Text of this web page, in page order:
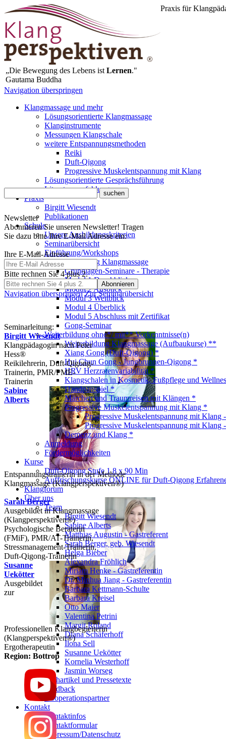
Praxis für
„Die Bewegung des Lebens ist Lernen."
Gautama Buddha
Navigation überspringen
Klangmassage und mehr
Lösungsorientierte Klangmassage
Klanginstrumente
Messungen Klangschale
weitere Entspannungsmethoden
Reiki
Duft-Qigong
Progressive Muskelentspannung mit Klang
Lösungsorientierte Gesprächsführung
Literaturempfehlungen
Praxis
Birgitt Wiesendt
Publikationen
Schule
Unsere Ausbildungskriterien
Seminarübersicht
Einführung/Workshops
Grundausbildung Klangmassage
Grundlagen-Seminare - Therapie
Modul 1 Durchblick
Modul 2 Ausblick
Modul 3 Weitblick
Modul 4 Überblick
Modul 5 Abschluss mit Zertifikat
Gong-Seminar
Weiterbildung ohne*/ mit** Vorkenntnisse(n)
Weiterbildung Klangmassage (Aufbaukurse) **
Xiang Gong (Duft-Qigong) *
Hui Chun Gong - Jungbrunnen-Qigong *
HRV Herzratenvariabilität *
Klangschalen in Kosmetik, Fußpflege und
Handpanspiel *
Märchen und Traumreisen mit Klängen *
Progressive Muskelentspannung mit Klang *
Progressive Muskelentspannung mit Klang
Progressive Muskelentspannung mit Klang
Demenz und Klang *
Anmeldung
Fördermöglichkeiten
Kurse
Duft-Qigong Stufe 1 8 x 90 Min
Auffrischungskurse ONLINE für Duft-Qigong
Klangforum
Über uns
Team
Birgitt Wiesendt
Sabine Alberts
Matthias Augustin - Gastreferent
Sarah Berger, geb. Wiesendt
Helga Bieber
Alexandra Fröhlich
Miriam Henke - Gastreferentin
Dr. Minhua Jiang - Gastreferentin
Barbara Kettmann-Schulte
Barbara Kreisel
Otto Maier
Valentina Petrini
Margit Roland
Diana Schäferhoff
Ilona Sell
Susanne Uekötter
Kornelia Westerhoff
Jasmin Worseg
Fachartikel und Pressetexte
Feedback
Kooperationspartner
Kontakt
Kontaktinfos
Kontaktformular
Impressum/Datenschutz
Newsletter
Abonnieren Sie unseren Newsletter! Tragen
Sie dazu bitte Ihre E-Mail Adresse ein:
Ihre E-Mail-Adresse
Bitte rechnen Sie 4 plus 2.
Navigation überspringen Zur Seminarübersicht
Seminarleitung:
Birgitt Wiesendt
Klangpädagogin nach Peter
Hess®
Reikilehrerin, Duft-Qigong-
Trainerin, PMR/PME-
Trainerin
Sabine
Alberts
Entspannungstrainerin in der Methode
Klangmassage (Klangperspektiven®)
Sarah Berger
Ausgebildet in Klangmassage
(Klangperspektiven®)
Psychologische Beraterin
(FMiF), PMR/AT-Trainerin,
Stressmanagement-Trainerin,
Duft-Qigong-Trainerin
Susanne
Uekötter
Ausgebildet
zur
Professionellen Klangbegleiterin
(Klangperspektiven®)
Ergotherapeutin
Region: Bottrop